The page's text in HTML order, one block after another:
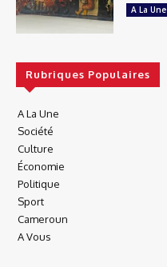
A La Une
Rubriques Populaires
A La Une
Société
Culture
Économie
Politique
Sport
Cameroun
A Vous